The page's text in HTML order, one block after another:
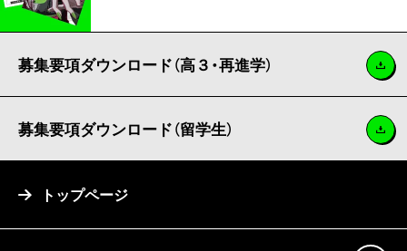
募集要項ダウンロード（高３・再進学）
募集要項ダウンロード（留学生）
トップページ